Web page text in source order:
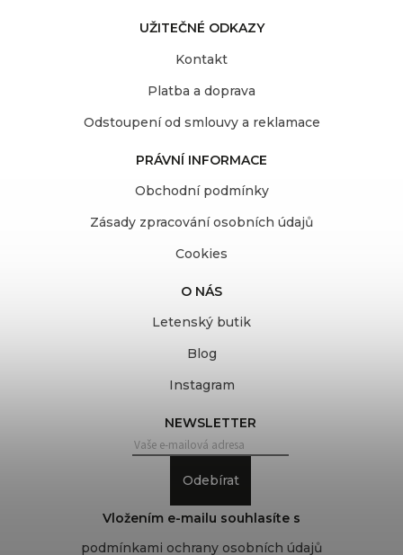
UŽITEČNÉ ODKAZY
Kontakt
Platba a doprava
Odstoupení od smlouvy a reklamace
PRÁVNÍ INFORMACE
Obchodní podmínky
Zásady zpracování osobních údajů
Cookies
O NÁS
Letenský butik
Blog
Instagram
NEWSLETTER
Odebírat
Vložením e-mailu souhlasíte s
podmínkami ochrany osobních údajů